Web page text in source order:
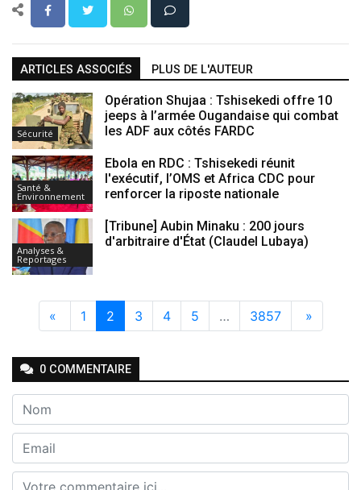
ARTICLES ASSOCIÉS PLUS DE L'AUTEUR
Sécurité
Opération Shujaa : Tshisekedi offre 10
jeeps à l’armée Ougandaise qui combat
les ADF aux côtés FARDC
Santé &
Environnement
Ebola en RDC : Tshisekedi réunit
l'exécutif, l’OMS et Africa CDC pour
renforcer la riposte nationale
Analyses &
Reportages
[Tribune] Aubin Minaku : 200 jours
d'arbitraire d'État (Claudel Lubaya)
« 1 2 3 4 5 … 3857 »
0 COMMENTAIRE